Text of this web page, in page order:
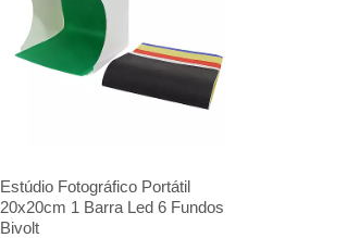
Estúdio Fotográfico Portátil
20x20cm 1 Barra Led 6 Fundos
Bivolt